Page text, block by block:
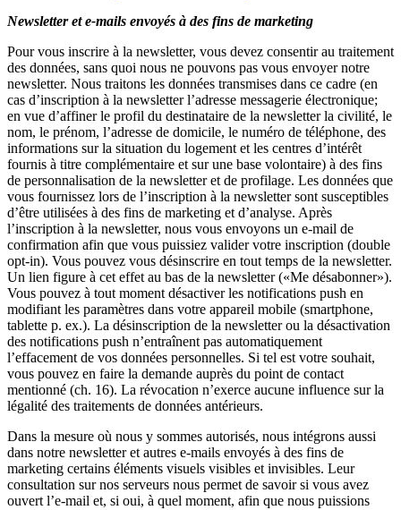
Newsletter et e-mails envoyés à des fins de marketing
Pour vous inscrire à la newsletter, vous devez consentir au traitement
des données, sans quoi nous ne pouvons pas vous envoyer notre
newsletter. Nous traitons les données transmises dans ce cadre (en
cas d’inscription à la newsletter l’adresse messagerie électronique;
en vue d’affiner le profil du destinataire de la newsletter la civilité, le
nom, le prénom, l’adresse de domicile, le numéro de téléphone, des
informations sur la situation du logement et les centres d’intérêt
fournis à titre complémentaire et sur une base volontaire) à des fins
de personnalisation de la newsletter et de profilage. Les données que
vous fournissez lors de l’inscription à la newsletter sont susceptibles
d’être utilisées à des fins de marketing et d’analyse. Après
l’inscription à la newsletter, nous vous envoyons un e-mail de
confirmation afin que vous puissiez valider votre inscription (double
opt-in). Vous pouvez vous désinscrire en tout temps de la newsletter.
Un lien figure à cet effet au bas de la newsletter («Me désabonner»).
Vous pouvez à tout moment désactiver les notifications push en
modifiant les paramètres dans votre appareil mobile (smartphone,
tablette p. ex.). La désinscription de la newsletter ou la désactivation
des notifications push n’entraînent pas automatiquement
l’effacement de vos données personnelles. Si tel est votre souhait,
vous pouvez en faire la demande auprès du point de contact
mentionné (ch. 16). La révocation n’exerce aucune influence sur la
légalité des traitements de données antérieurs.
Dans la mesure où nous y sommes autorisés, nous intégrons aussi
dans notre newsletter et autres e-mails envoyés à des fins de
marketing certains éléments visuels visibles et invisibles. Leur
consultation sur nos serveurs nous permet de savoir si vous avez
ouvert l’e-mail et, si oui, à quel moment, afin que nous puissions